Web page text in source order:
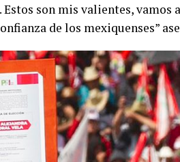
son mis valientes, vamos
de los mexiquenses”